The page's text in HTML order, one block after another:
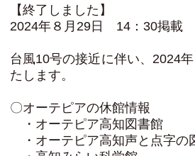
【終了しました】
2024年８月29日 14：30掲載
台風10号の接近に伴い、2024
たします。
〇オーテピアの休館情報
・オーテピア高知図書館
・オーテピア高知声と点字の